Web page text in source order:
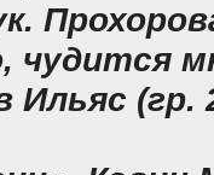
чудится
Ильяс